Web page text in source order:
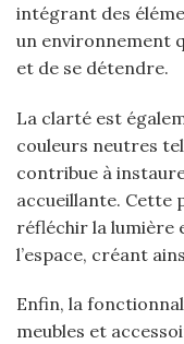
intégrant des
un environnement
et de se détendre.
La clarté est
couleurs neutres
contribue à
accueillante. Cette
réfléchir la lumière
l’espace, créant
Enfin, la
meubles et